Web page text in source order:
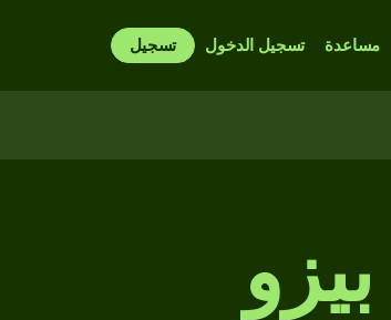
مساعدة تسجيل الدخول تسجيل
بيزو